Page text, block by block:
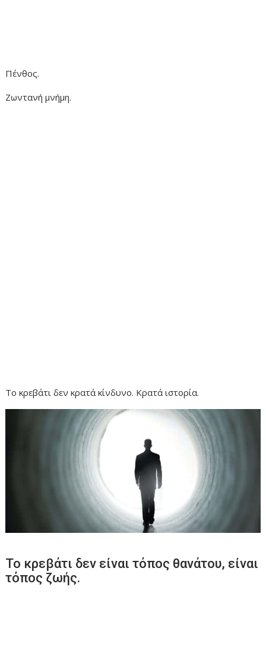
Πένθος.
Ζωντανή μνήμη.
Το κρεβάτι δεν κρατά κίνδυνο. Κρατά ιστορία.
Το κρεβάτι δεν είναι τόπος θανάτου, είναι
τόπος ζωής.